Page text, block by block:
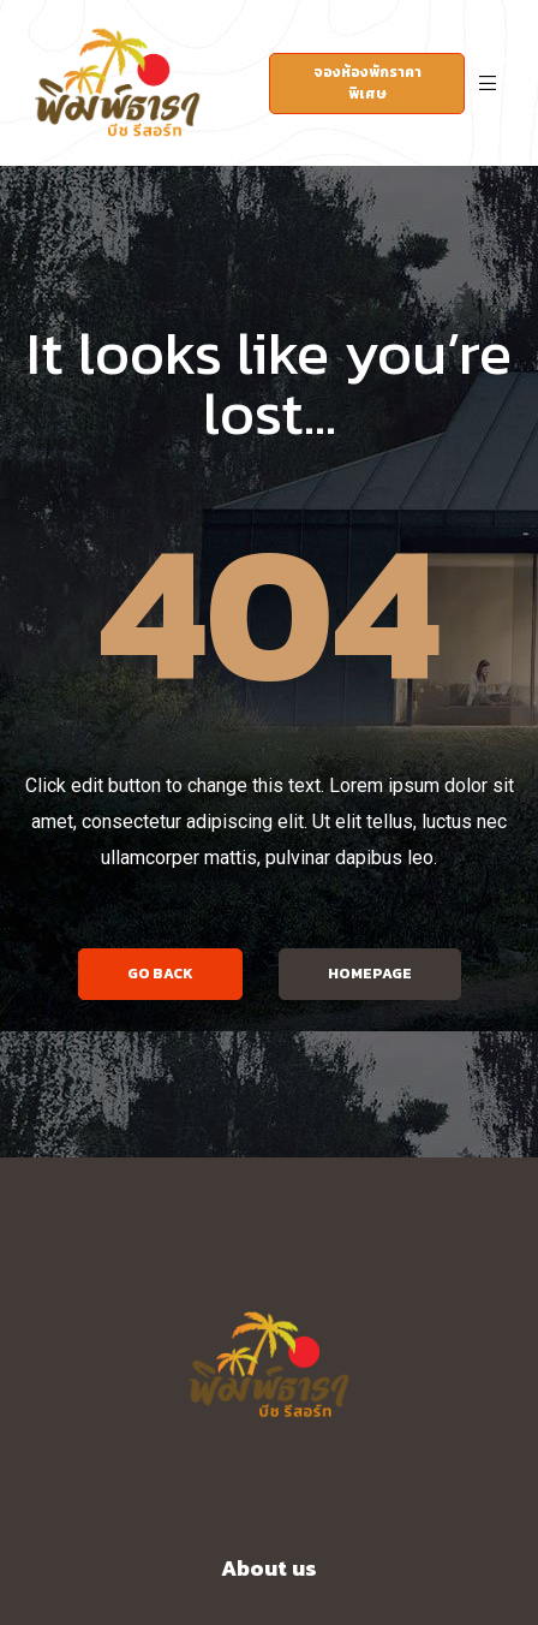
จองห้องพักราคา
พิเศษ
It looks like you’re
lost...
404
Click edit button to change this text. Lorem ipsum dolor sit
amet, consectetur adipiscing elit. Ut elit tellus, luctus nec
ullamcorper mattis, pulvinar dapibus leo.
GO BACK HOMEPAGE
About us